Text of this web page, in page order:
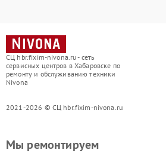
СЦ hbr.fixim-nivona.ru - сеть
сервисных центров в Хабаровске по
ремонту и обслуживанию техники
Nivona
2021-2026 © СЦ hbr.fixim-nivona.ru
Мы ремонтируем